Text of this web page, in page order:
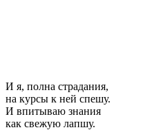
И я, полна страдания,
на курсы к ней спешу.
И впитываю знания
как свежую лапшу.